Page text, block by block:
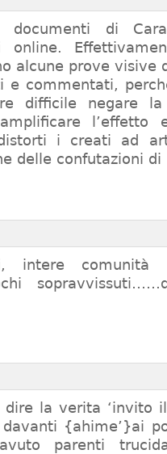
di
online.
alcune prove visive
e commentati,
difficile negare
l’effetto
i creati ad
delle confutazioni di
comunità
dire la verita ‘invito
{ahime’}ai
parenti